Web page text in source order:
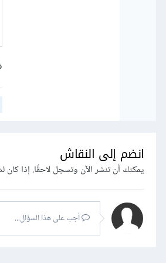
انضم إلى النقاش
يمكنك أن تنشر الآن وتسجل لاحقًا. إذا
أجب على هذا السؤال...